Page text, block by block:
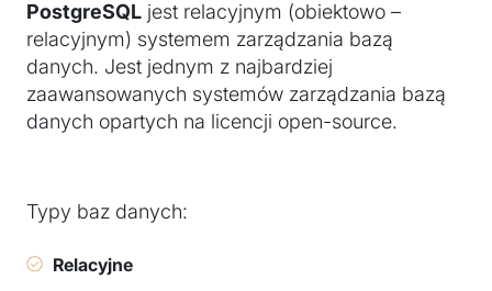
PostgreSQL jest relacyjnym (obiektowo –
relacyjnym) systemem zarządzania bazą
danych. Jest jednym z najbardziej
zaawansowanych systemów zarządzania bazą
danych opartych na licencji open-source.
Typy baz danych:
Relacyjne